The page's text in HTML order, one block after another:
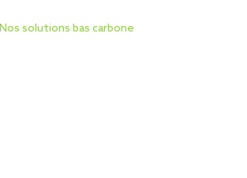
Nos solutions bas carbone